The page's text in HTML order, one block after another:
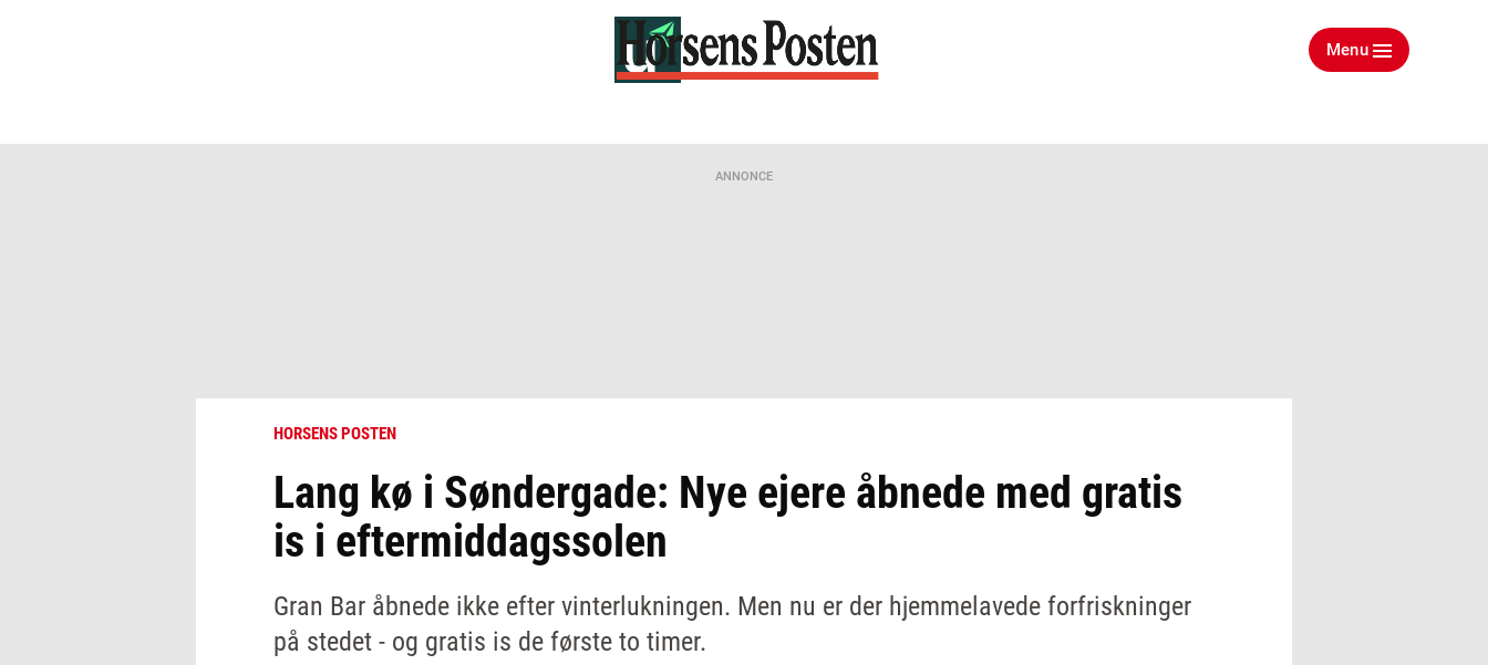
Menu
ANNONCE
HORSENS POSTEN
Lang kø i Søndergade: Nye ejere åbnede med gratis
is i eftermiddagssolen
Gran Bar åbnede ikke efter vinterlukningen. Men nu er der hjemmelavede forfriskninger
på stedet - og gratis is de første to timer.